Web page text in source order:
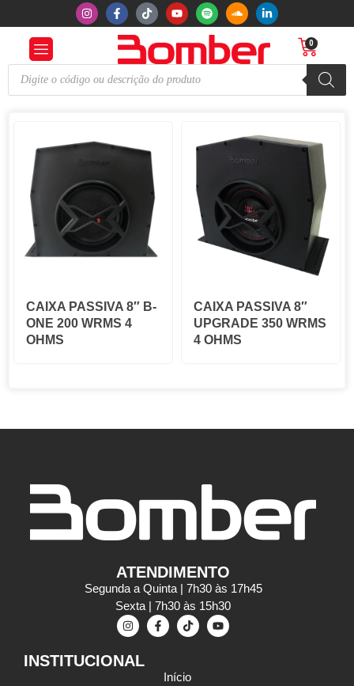
0
CAIXA PASSIVA 8″ B-
ONE 200 WRMS 4
OHMS
CAIXA PASSIVA 8″
UPGRADE 350 WRMS
4 OHMS
ATENDIMENTO
Segunda a Quinta | 7h30 às 17h45
Sexta | 7h30 às 15h30
INSTITUCIONAL
Início